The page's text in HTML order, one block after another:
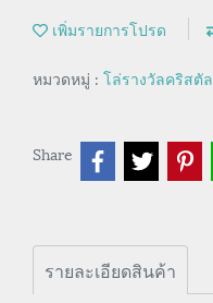
เพิ่มรายการโปรด
หมวดหมู่ : โล่รางวัลคริสตัล
Share
รายละเอียดสินค้า